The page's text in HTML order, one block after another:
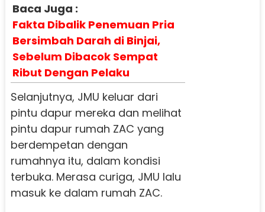
Baca Juga :
Fakta Dibalik Penemuan Pria
Bersimbah Darah di Binjai,
Sebelum Dibacok Sempat
Ribut Dengan Pelaku
Selanjutnya, JMU keluar dari
pintu dapur mereka dan melihat
pintu dapur rumah ZAC yang
berdempetan dengan
rumahnya itu, dalam kondisi
terbuka. Merasa curiga, JMU lalu
masuk ke dalam rumah ZAC.